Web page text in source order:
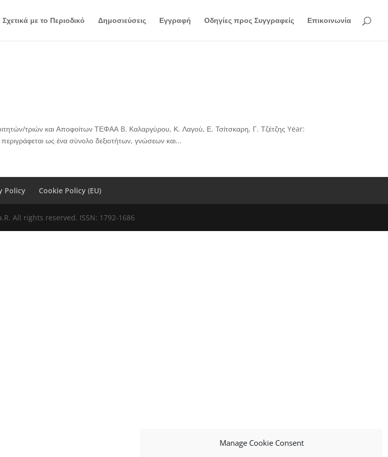
Manage Cookie Consent
Σχετικά με το Περιοδικό Δημοσιεύσεις Εγγραφή Οδηγίες προς Συγγραφείς Επικοινωνία
τριών και Αποφοίτων ΤΕΦΑΑ B. Καλαργύρου, Κ. Λαγού, Ε. Τσίτσκαρη, Γ. Τζέτζης Year:
ως ένα σύνολο δεξιοτήτων, γνώσεων και...
Policy Cookie Policy (EU)
All rights reserved. ISSN: 1792-1686